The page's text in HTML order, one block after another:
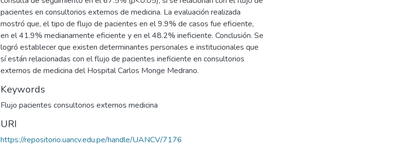
pacientes en consultorios externos de medicina. La evaluación realizada
mostró que, el tipo de flujo de pacientes en el 9.9% de casos fue eficiente,
en el 41.9% medianamente eficiente y en el 48.2% ineficiente. Conclusión. Se
logró establecer que existen determinantes personales e institucionales que
sí están relacionadas con el flujo de pacientes ineficiente en consultorios
externos de medicina del Hospital Carlos Monge Medrano.
Keywords
Flujo pacientes consultorios externos medicina
URI
https://repositorio.uancv.edu.pe/handle/UANCV/7176